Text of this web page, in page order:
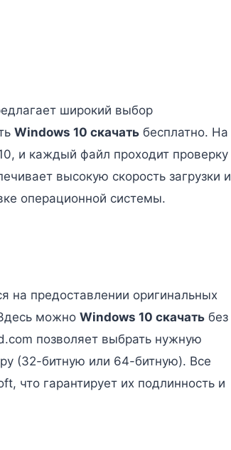
широкий выбор
Windows 10 скачать бесплатно. На
и каждый файл проходит проверку
высокую скорость загрузки и
операционной системы.
на предоставлении оригинальных
можно Windows 10 скачать без
позволяет выбрать нужную
(32-битную или 64-битную). Все
что гарантирует их подлинность и